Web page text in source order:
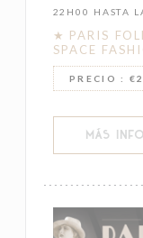
22H00 HASTA
★ PARIS
SPACE
PRECIO :
MÁS